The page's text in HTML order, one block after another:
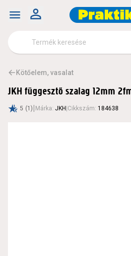
Kötőelem, vasalat
JKH függesztő szalag 12mm
5 (1)| Márka: JKH Cikkszám: 184638